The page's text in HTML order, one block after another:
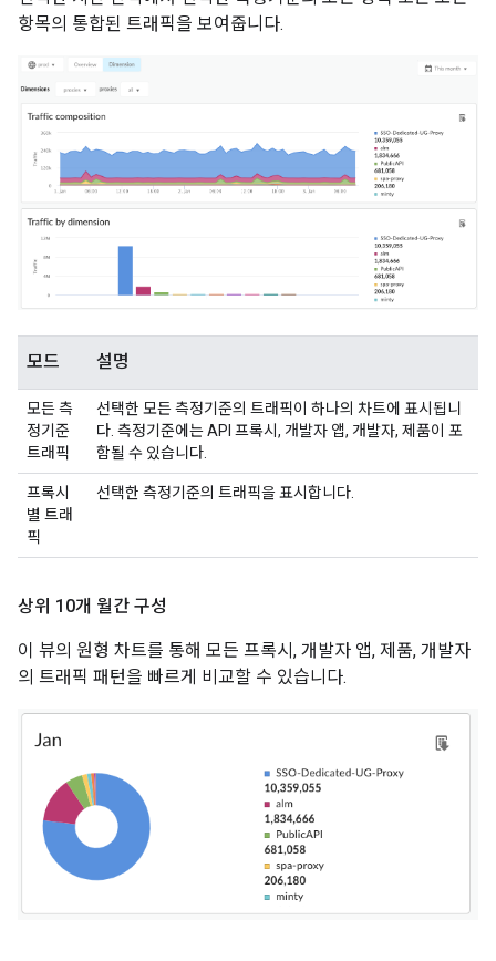
항목의 통합된 트래픽을 보여줍니다.
모드 설명
모든 측
정기준
트래픽
선택한 모든 측정기준의 트래픽이 하나의 차트에 표시됩니
다. 측정기준에는 API 프록시, 개발자 앱, 개발자, 제품이 포
함될 수 있습니다.
프록시
별 트래
픽
선택한 측정기준의 트래픽을 표시합니다.
상위 10개 월간 구성
이 뷰의 원형 차트를 통해 모든 프록시, 개발자 앱, 제품, 개발자
의 트래픽 패턴을 빠르게 비교할 수 있습니다.